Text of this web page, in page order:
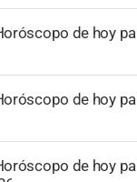
de hoy
de hoy
de hoy